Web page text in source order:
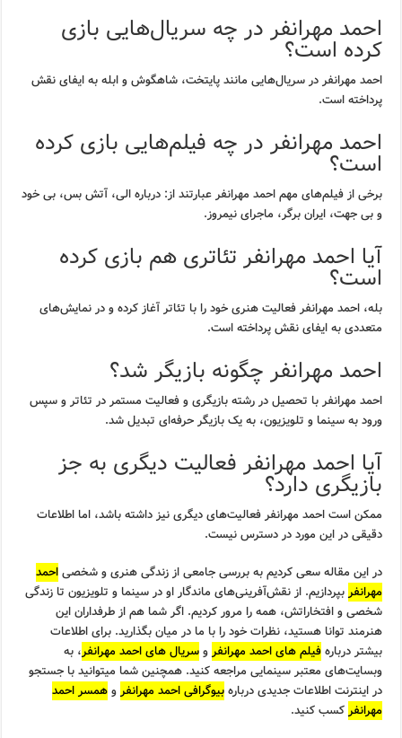
احمد مهرانفر در چه سریال‌هایی بازی
کرده است؟
احمد مهرانفر در سریال‌هایی مانند پایتخت، شاهگوش و ابله به ایفای نقش
پرداخته است.
احمد مهرانفر در چه فیلم‌هایی بازی کرده
است؟
برخی از فیلم‌های مهم احمد مهرانفر عبارتند از: درباره الی، آتش بس، بی خود
و بی جهت، ایران برگر، ماجرای نیمروز.
آیا احمد مهرانفر تئاتری هم بازی کرده
است؟
بله، احمد مهرانفر فعالیت هنری خود را با تئاتر آغاز کرده و در نمایش‌های
متعددی به ایفای نقش پرداخته است.
احمد مهرانفر چگونه بازیگر شد؟
احمد مهرانفر با تحصیل در رشته بازیگری و فعالیت مستمر در تئاتر و سپس
ورود به سینما و تلویزیون، به یک بازیگر حرفه‌ای تبدیل شد.
آیا احمد مهرانفر فعالیت دیگری به جز
بازیگری دارد؟
ممکن است احمد مهرانفر فعالیت‌های دیگری نیز داشته باشد، اما اطلاعات
دقیقی در این مورد در دسترس نیست.
در این مقاله سعی کردیم به بررسی جامعی از زندگی هنری و شخصیاحمد
مهرانفربپردازیم. از نقش‌آفرینی‌های ماندگار او در سینما و تلویزیون تا زندگی
شخصی و افتخاراتش، همه را مرور کردیم. اگر شما هم از طرفداران این
هنرمند توانا هستید، نظرات خود را با ما در میان بگذارید. برای اطلاعات
بیشتر دربارهفیلم های احمد مهرانفروسریال های احمد مهرانفر، به
وبسایت‌های معتبر سینمایی مراجعه کنید. همچنین شما میتوانید با جستجو
در اینترنت اطلاعات جدیدی دربارهبیوگرافی احمد مهرانفروهمسر احمد
مهرانفرکسب کنید.